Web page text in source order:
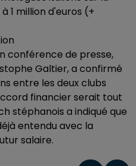
1 million d'euros (+
conférence de presse,
Galtier, a confirmé
entre les deux clubs
financier serait tout
stéphanois a indiqué que
entendu avec la
salaire.